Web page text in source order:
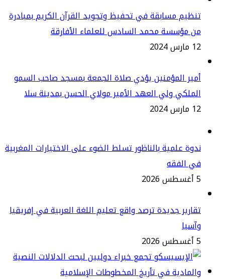
مسابقة في تحفيظ وتجويد القرآن الكريم بمبادرة
مؤسسة محمد السادس للعلماء الأفارقة
المؤمنين يؤدي صلاة الجمعة بمسجد صاحب السمو
ولي العهد الأمير مولاي الحسن بمدينة سلا
علمية بالناظور تسلط الضوء على الاختيارات المغربية
الفقه
جديدة ترصد واقع تعليم اللغة العربية في إفريقيا